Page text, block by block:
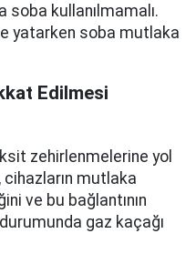
soba kullanılmamalı.
yatarken soba mutlaka
Edilmesi
zehirlenmelerine yol
mutlaka
ve bu bağlantının
gaz kaçağı